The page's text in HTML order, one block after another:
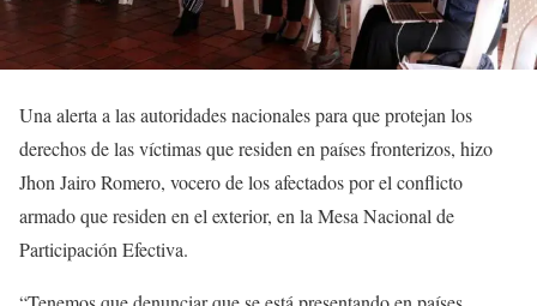
Una alerta a las autoridades nacionales para que protejan los
derechos de las víctimas que residen en países fronterizos, hizo
Jhon Jairo Romero, vocero de los afectados por el conflicto
armado que residen en el exterior, en la Mesa Nacional de
Participación Efectiva.